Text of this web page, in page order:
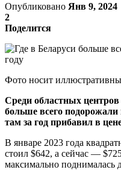
Опубликовано Янв 9, 2024
2
Поделится
Фото носит
Среди областных
больше всего
там за год прибавил в
В январе 2023 года
стоил $642, а сейчас —
максимально поднималась